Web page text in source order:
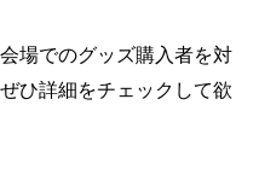
場でのグッズ購入者を対
ひ詳細をチェックして欲